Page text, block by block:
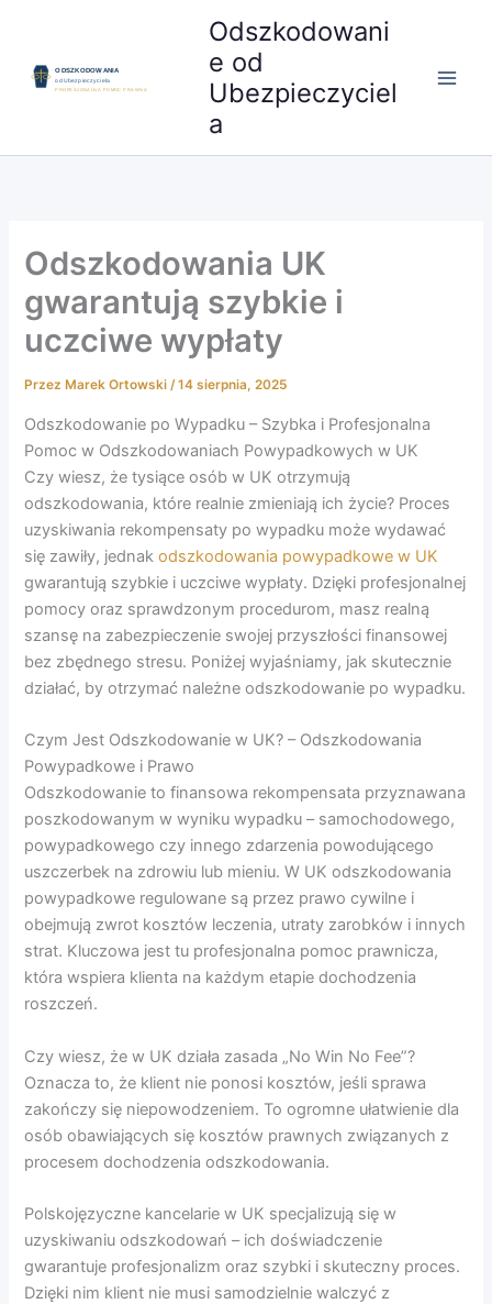
treści
Odszkodowani
e od
Ubezpieczyciel
a
Odszkodowania UK
gwarantują szybkie i
uczciwe wypłaty
Przez Marek Ortowski/14 sierpnia, 2025
Odszkodowanie po Wypadku – Szybka i Profesjonalna
Pomoc w Odszkodowaniach Powypadkowych w UK
Czy wiesz, że tysiące osób w UK otrzymują
odszkodowania, które realnie zmieniają ich życie? Proces
uzyskiwania rekompensaty po wypadku może wydawać
się zawiły, jednakodszkodowania powypadkowe w UK
gwarantują szybkie i uczciwe wypłaty. Dzięki profesjonalnej
pomocy oraz sprawdzonym procedurom, masz realną
szansę na zabezpieczenie swojej przyszłości finansowej
bez zbędnego stresu. Poniżej wyjaśniamy, jak skutecznie
działać, by otrzymać należne odszkodowanie po wypadku.
Czym Jest Odszkodowanie w UK? – Odszkodowania
Powypadkowe i Prawo
Odszkodowanie to finansowa rekompensata przyznawana
poszkodowanym w wyniku wypadku – samochodowego,
powypadkowego czy innego zdarzenia powodującego
uszczerbek na zdrowiu lub mieniu. W UK odszkodowania
powypadkowe regulowane są przez prawo cywilne i
obejmują zwrot kosztów leczenia, utraty zarobków i innych
strat. Kluczowa jest tu profesjonalna pomoc prawnicza,
która wspiera klienta na każdym etapie dochodzenia
roszczeń.
Czy wiesz, że w UK działa zasada „No Win No Fee”?
Oznacza to, że klient nie ponosi kosztów, jeśli sprawa
zakończy się niepowodzeniem. To ogromne ułatwienie dla
osób obawiających się kosztów prawnych związanych z
procesem dochodzenia odszkodowania.
Polskojęzyczne kancelarie w UK specjalizują się w
uzyskiwaniu odszkodowań – ich doświadczenie
gwarantuje profesjonalizm oraz szybki i skuteczny proces.
Dzięki nim klient nie musi samodzielnie walczyć z